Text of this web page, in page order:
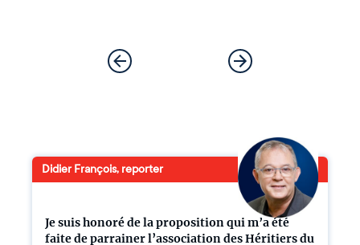
Je suis honoré de la proposition qui m’a été
faite de parrainer l’association des Héritiers du
Didier François, reporter